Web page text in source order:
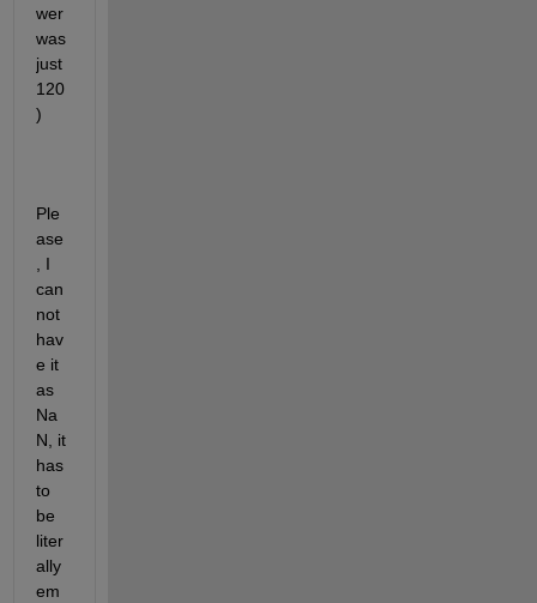
wer
was
just
120
)
Ple
ase
, I
can
not
hav
e it
as
Na
N, it
has
to
be
liter
ally
em